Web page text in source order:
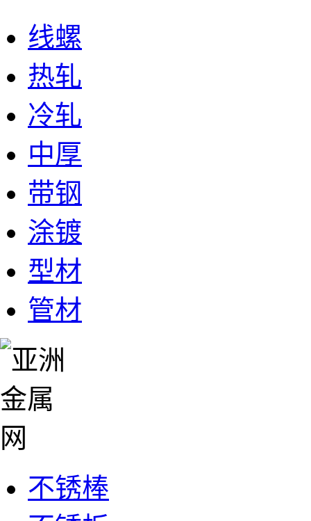
线螺
热轧
冷轧
中厚
带钢
涂镀
型材
管材
不锈棒